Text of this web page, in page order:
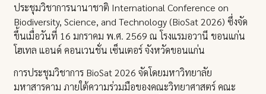
ประชุมวิชาการนานาชาติ International Conference on
Biodiversity, Science, and Technology (BioSat 2026) ซึ่งจัด
ขึ้นเมื่อวันที่ 16 มกราคม พ.ศ. 2569 ณ โรงแรมอวานี ขอนแก่น
โฮเทล แอนด์ คอนเวนชั่น เซ็นเตอร์ จังหวัดขอนแก่น
การประชุมวิชาการ BioSat 2026 จัดโดยมหาวิทยาลัย
มหาสารคาม ภายใต้ความร่วมมือของคณะวิทยาศาสตร์ คณะ